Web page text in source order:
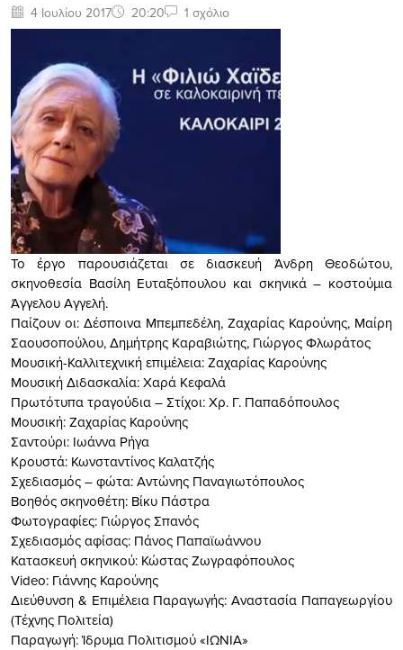
4 Ιουλίου 2017 20:20 1 σχόλιο
Το έργο παρουσιάζεται σε διασκευή Άνδρη Θεοδώτου,
σκηνοθεσία Βασίλη Ευταξόπουλου και σκηνικά – κοστούμια
Άγγελου Αγγελή.
Παίζουν οι: Δέσποινα Μπεμπεδέλη, Ζαχαρίας Καρούνης, Μαίρη
Σαουσοπούλου, Δημήτρης Kαραβιώτης, Γιώργος Φλωράτος
Μουσική-Καλλιτεχνική επιμέλεια: Ζαχαρίας Καρούνης
Μουσική Διδασκαλία: Χαρά Κεφαλά
Πρωτότυπα τραγούδια – Στίχοι: Χρ. Γ. Παπαδόπουλος
Μουσική: Ζαχαρίας Καρούνης
Σαντούρι: Ιωάννα Ρήγα
Κρουστά: Κωνσταντίνος Καλατζής
Σχεδιασμός – φώτα: Αντώνης Παναγιωτόπουλος
Βοηθός σκηνοθέτη: Βίκυ Πάστρα
Φωτογραφίες: Γιώργος Σπανός
Σχεδιασμός αφίσας: Πάνος Παπαϊωάννου
Κατασκευή σκηνικού: Κώστας Ζωγραφόπουλος
Video: Γιάννης Καρούνης
Διεύθυνση & Επιμέλεια Παραγωγής: Αναστασία Παπαγεωργίου
(Τέχνης Πολιτεία)
Παραγωγή: Ίδρυμα Πολιτισμού «ΙΩΝΙΑ»